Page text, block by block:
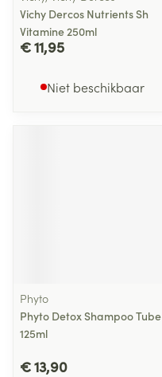
Vichy Dercos Nutrients Sh
Vitamine 250ml
€ 11,95
Niet beschikbaar
Phyto
Phyto Detox Shampoo Tube
125ml
€ 13,90